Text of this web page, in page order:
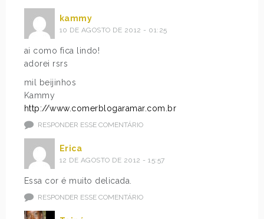
kammy
10 DE AGOSTO DE 2012 - 01:25
ai como fica lindo!
adorei rsrs
mil beijinhos
Kammy
http://www.comerblogaramar.com.br
RESPONDER ESSE COMENTÁRIO
Erica
12 DE AGOSTO DE 2012 - 15:57
Essa cor é muito delicada.
RESPONDER ESSE COMENTÁRIO